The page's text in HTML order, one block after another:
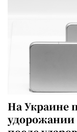
На Украине
удорожании